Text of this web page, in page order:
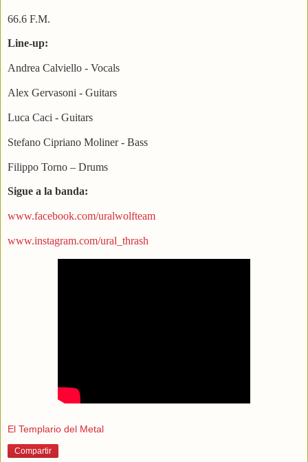
66.6 F.M.
Line-up:
Andrea Calviello - Vocals
Alex Gervasoni - Guitars
Luca Caci - Guitars
Stefano Cipriano Moliner - Bass
Filippo Torno – Drums
Sigue a la banda:
www.facebook.com/uralwolfteam
www.instagram.com/ural_thrash
El Templario del Metal
Compartir